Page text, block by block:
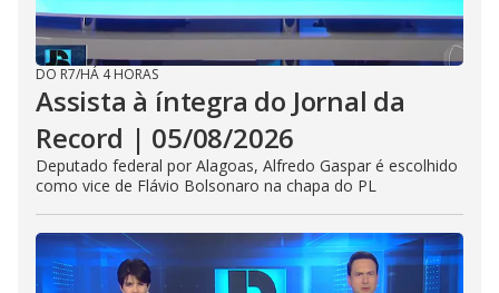
DO R7/HÁ 4 HORAS
Assista à íntegra do Jornal da
Record | 05/08/2026
Deputado federal por Alagoas, Alfredo Gaspar é escolhido
como vice de Flávio Bolsonaro na chapa do PL